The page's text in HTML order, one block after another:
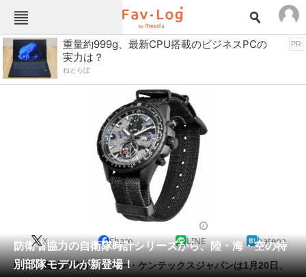
Fav-Logカテゴリー一覧
TOP
インテリア・収納 おもちゃ・ホビー
キッチン家電
ゲーム
スイーツ・お菓子
スマホ・携帯電話
ファッション
ペット 家電
工具・DIY 本・DVD・CD
重量約999g、最新CPU搭載のビジネスPCの
実力は？
ねとらぼ
PR
防衛省協力の自衛隊時計シリーズから、陸・海・空の特
別部隊モデルが新登場！
X Share LINE hatena
国産の機械式時計メーカー・ケンテックスジャパンは1月20日、